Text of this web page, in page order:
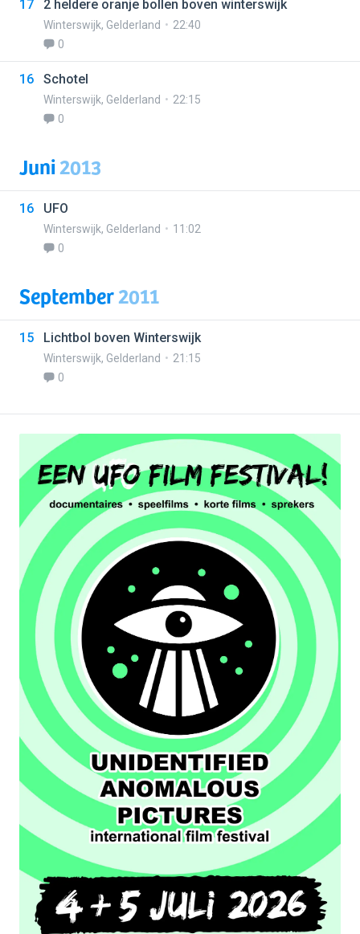
17 2 heldere oranje bollen boven winterswijk
Winterswijk, Gelderland
22:40
0
16 Schotel
Winterswijk, Gelderland
22:15
0
Juni2013
16 UFO
Winterswijk, Gelderland
11:02
0
September2011
15 Lichtbol boven Winterswijk
Winterswijk, Gelderland
21:15
0